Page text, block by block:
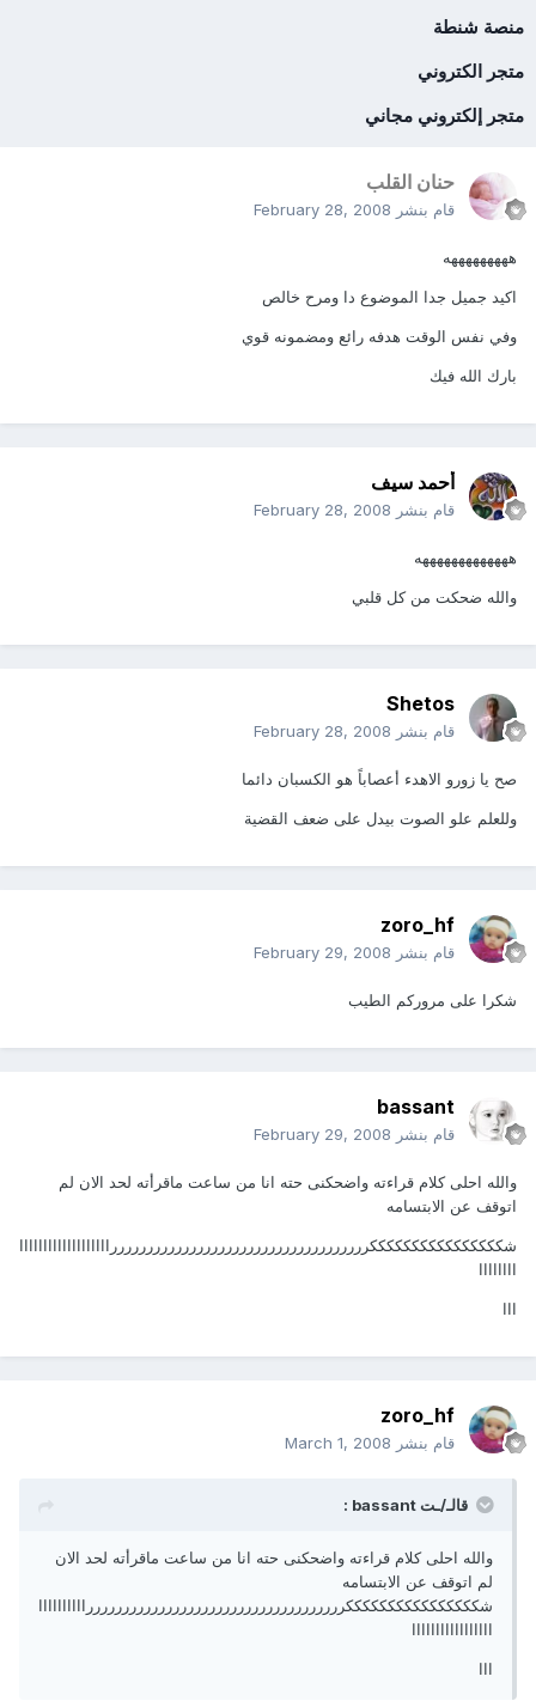
منصة شنطة
متجر الكتروني
متجر إلكتروني مجاني
حنان القلب
قام بنشر February 28, 2008
هههههههههه
اكيد جميل جدا الموضوع دا ومرح خالص
وفي نفس الوقت هدفه رائع ومضمونه قوي
بارك الله فيك
أحمد سيف
قام بنشر February 28, 2008
هههههههههههههه
والله ضحكت من كل قلبي
Shetos
قام بنشر February 28, 2008
صح يا زورو الاهدء أعصاباً هو الكسبان دائما
وللعلم علو الصوت بيدل على ضعف القضية
zoro_hf
قام بنشر February 29, 2008
شكرا على مروركم الطيب
bassant
قام بنشر February 29, 2008
والله احلى كلام قراءته واضحكنى حته انا من ساعت ماقرأته لحد الان لم
اتوقف عن الابتسامه
شككككككككككككككككررررررررررررررررررررررررررررررررررررااااااااااااااااااا
اااااااا
ااا
zoro_hf
قام بنشر March 1, 2008
قالـ/ـت bassant :
والله احلى كلام قراءته واضحكنى حته انا من ساعت ماقرأته لحد الان
لم اتوقف عن الابتسامه
شككككككككككككككككرررررررررررررررررررررررررررررررررررراااااااااا
ااااااااااااااااا
ااا